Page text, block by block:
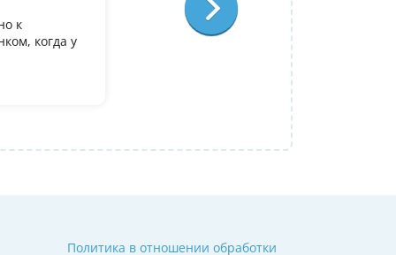
к
когда у
У дочери есть желание поступить в it
олимпиадеого уровня 7 и 8 класс за
9. Искали посильнее преподавателя
Ольгой Александровне! Спасибо!
Политика в отношении обработки